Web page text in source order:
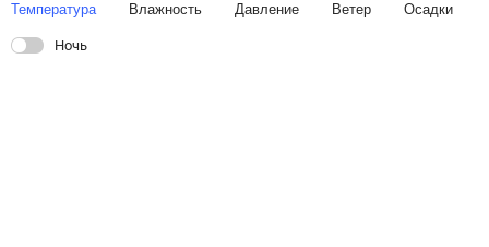
Температура Влажность Давление Ветер Осадки
Ночь